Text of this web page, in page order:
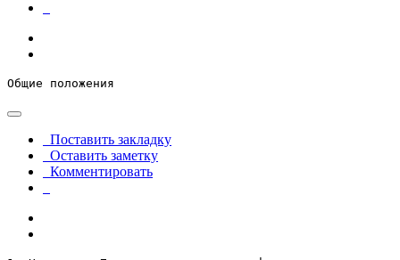
Общие положения
Поставить закладку
Оставить заметку
Комментировать